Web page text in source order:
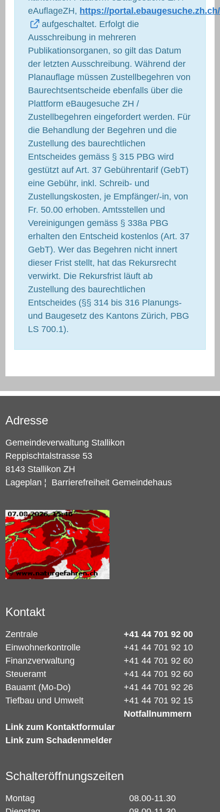
eAuflageZH, https://
aufgeschaltet. Erfolgt die
Ausschreibung in mehreren
Publikationsorganen, so gilt das Datum
der letzten Ausschreibung. Während der
Planauflage müssen Zustellbegehren von
Baurechtsentscheide ebenfalls über die
Plattform eBaugesuche ZH /
Zustellbegehren eingefordert werden. Für
die Behandlung der Begehren und die
Zustellung des baurechtlichen
Entscheides gemäss § 315 PBG wird
gestützt auf Art. 37 Gebührentarif (GebT)
eine Gebühr, inkl. Schreib- und
Zustellungskosten, je Empfänger/-in, von
Fr. 50.00 erhoben. Amtsstellen und
Vereinigungen gemäss § 338a PBG
erhalten den Entscheid kostenlos (Art. 37
GebT). Wer das Begehren nicht innert
dieser Frist stellt, hat das Rekursrecht
verwirkt. Die Rekursfrist läuft ab
Zustellung des baurechtlichen
Entscheides (§§ 314 bis 316 Planungs-
und Baugesetz des Kantons Zürich, PBG
LS 700.1).
Adresse
Gemeindeverwaltung Stallikon
Reppischtalstrasse 53
8143 Stallikon ZH
Lageplan ¦ Barrierefreiheit Gemeindehaus
Kontakt
Zentrale
+41 44 701 92 00
Einwohnerkontrolle
+41 44 701 92 10
Finanzverwaltung
+41 44 701 92 60
Steueramt
+41 44 701 92 60
Bauamt (Mo-Do)
+41 44 701 92 26
Tiefbau und Umwelt
Link zum Kontaktformular
Link zum Schadenmelder
+41 44 701 92 15
Notfallnummern
Schalteröffnungszeiten
Montag
08.00-11.30